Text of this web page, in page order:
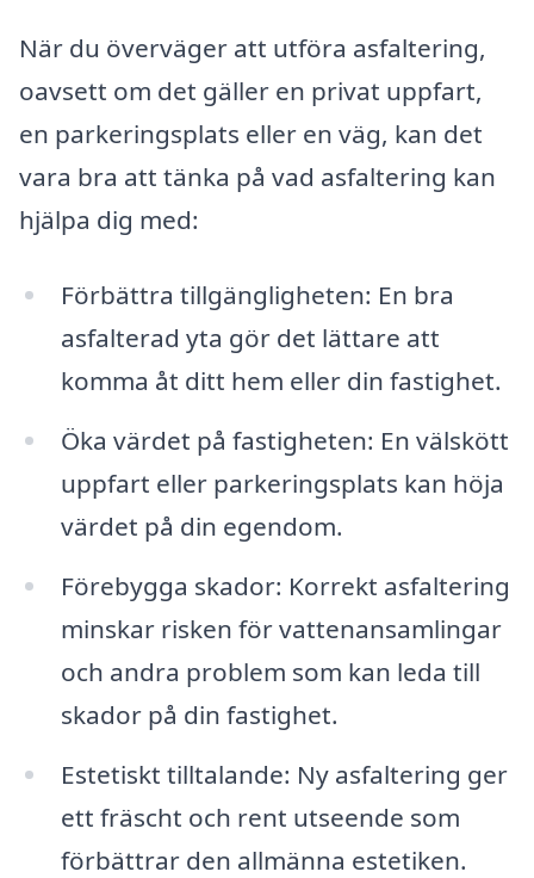
När du överväger att utföra asfaltering,
oavsett om det gäller en privat uppfart,
en parkeringsplats eller en väg, kan det
vara bra att tänka på vad asfaltering kan
hjälpa dig med:
Förbättra tillgängligheten: En bra
asfalterad yta gör det lättare att
komma åt ditt hem eller din fastighet.
Öka värdet på fastigheten: En välskött
uppfart eller parkeringsplats kan höja
värdet på din egendom.
Förebygga skador: Korrekt asfaltering
minskar risken för vattenansamlingar
och andra problem som kan leda till
skador på din fastighet.
Estetiskt tilltalande: Ny asfaltering ger
ett fräscht och rent utseende som
förbättrar den allmänna estetiken.